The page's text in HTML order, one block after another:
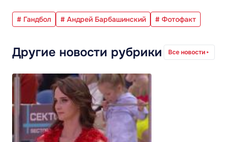
# Гандбол # Андрей Барбашинский # Фотофакт
Другие новости рубрики Все новости